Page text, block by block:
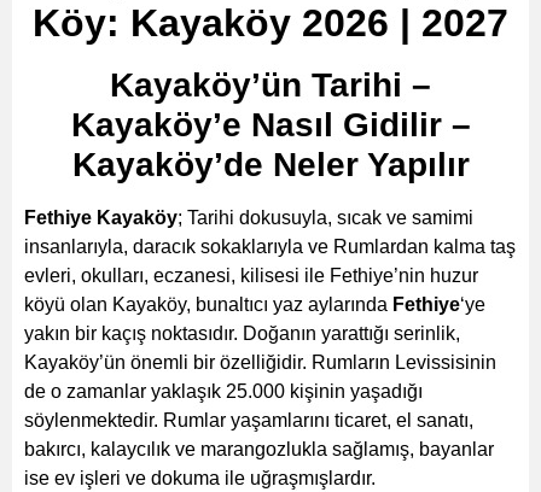
Köy: Kayaköy 2026 | 2027
Kayaköy’ün Tarihi –
Kayaköy’e Nasıl Gidilir –
Kayaköy’de Neler Yapılır
Fethiye Kayaköy; Tarihi dokusuyla, sıcak ve samimi
insanlarıyla, daracık sokaklarıyla ve Rumlardan kalma taş
evleri, okulları, eczanesi, kilisesi ile Fethiye’nin huzur
köyü olan Kayaköy, bunaltıcı yaz aylarında Fethiye‘ye
yakın bir kaçış noktasıdır. Doğanın yarattığı serinlik,
Kayaköy’ün önemli bir özelliğidir. Rumların Levissisinin
de o zamanlar yaklaşık 25.000 kişinin yaşadığı
söylenmektedir. Rumlar yaşamlarını ticaret, el sanatı,
bakırcı, kalaycılık ve marangozlukla sağlamış, bayanlar
ise ev işleri ve dokuma ile uğraşmışlardır.